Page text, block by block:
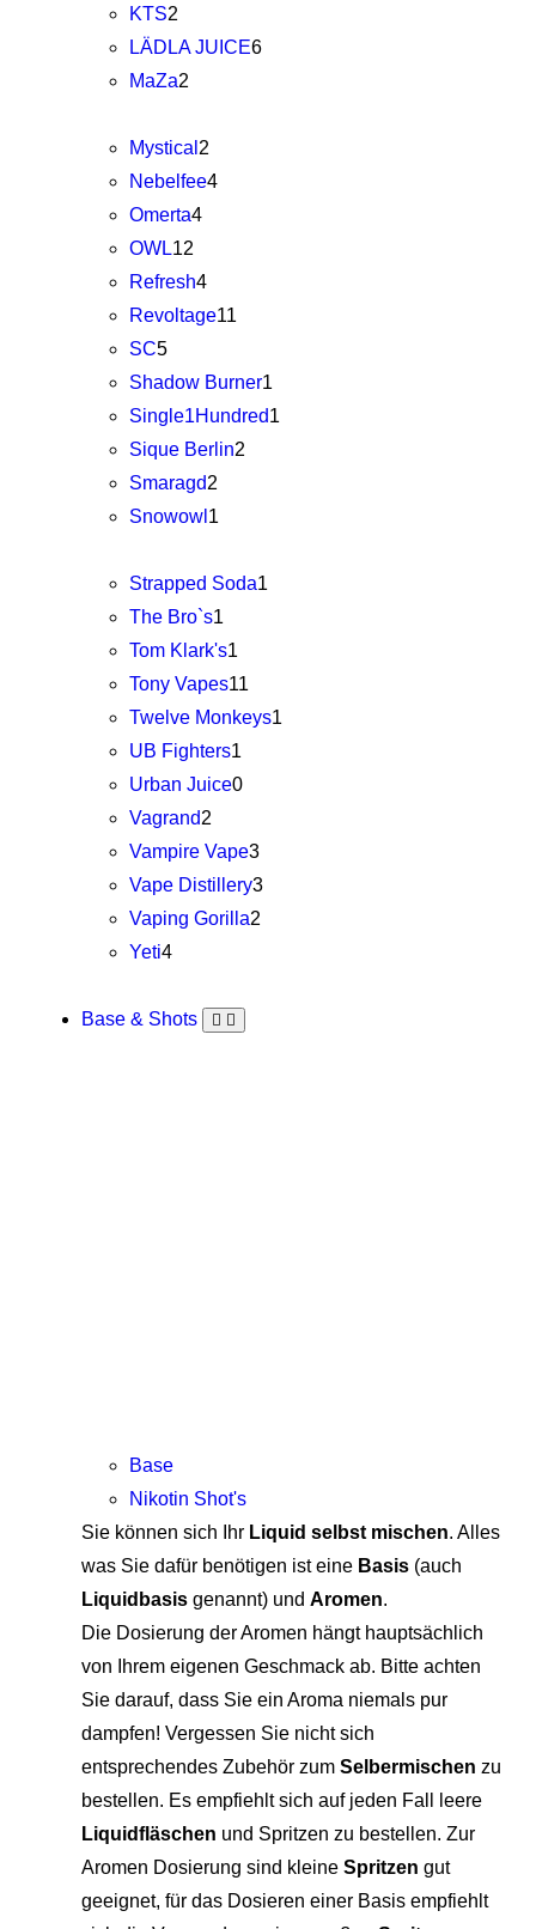
KTS2
LÄDLA JUICE6
MaZa2
Mystical 2
Nebelfee4
Omerta4
OWL12
Refresh4
Revoltage11
SC5
Shadow Burner1
Single1Hundred1
Sique Berlin2
Smaragd2
Snowowl 1
Strapped Soda1
The Bro`s1
Tom Klark's1
Tony Vapes11
Twelve Monkeys1
UB Fighters1
Urban Juice0
Vagrand2
Vampire Vape3
Vape Distillery3
Vaping Gorilla2
Yeti4
Base & Shots
Base
Nikotin Shot's
Sie können sich Ihr Liquid selbst mischen. Alles
was Sie dafür benötigen ist eine Basis (auch
Liquidbasis genannt) und Aromen.
Die Dosierung der Aromen hängt hauptsächlich
von Ihrem eigenen Geschmack ab. Bitte achten
Sie darauf, dass Sie ein Aroma niemals pur
dampfen! Vergessen Sie nicht sich
entsprechendes Zubehör zum Selbermischen zu
bestellen. Es empfiehlt sich auf jeden Fall leere
Liquidfläschen und Spritzen zu bestellen. Zur
Aromen Dosierung sind kleine Spritzen gut
geeignet, für das Dosieren einer Basis empfiehlt